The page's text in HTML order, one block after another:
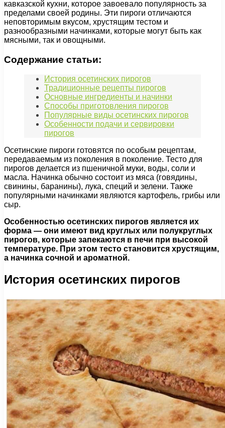
кавказской кухни, которое завоевало популярность за
пределами своей родины. Эти пироги отличаются
неповторимым вкусом, хрустящим тестом и
разнообразными начинками, которые могут быть как
мясными, так и овощными.
Содержание статьи:
История осетинских пирогов
Традиционные рецепты пирогов
Основные ингредиенты и начинки
Способы приготовления пирогов
Популярные виды осетинских пирогов
Особенности подачи и сервировки
пирогов
Осетинские пироги готовятся по особым рецептам,
передаваемым из поколения в поколение. Тесто для
пирогов делается из пшеничной муки, воды, соли и
масла. Начинка обычно состоит из мяса (говядины,
свинины, баранины), лука, специй и зелени. Также
популярными начинками являются картофель, грибы или
сыр.
Особенностью осетинских пирогов является их
форма — они имеют вид круглых или полукруглых
пирогов, которые запекаются в печи при высокой
температуре. При этом тесто становится хрустящим,
а начинка сочной и ароматной.
История осетинских пирогов